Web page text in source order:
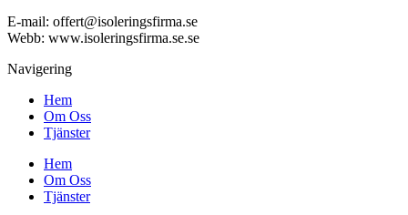
E-mail: offert@isoleringsfirma.se
Webb: www.isoleringsfirma.se.se
Navigering
Hem
Om Oss
Tjänster
Hem
Om Oss
Tjänster